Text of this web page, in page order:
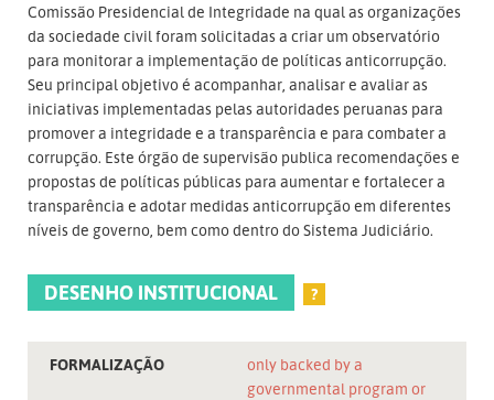
Comissão Presidencial de Integridade na qual as organizações
da sociedade civil foram solicitadas a criar um observatório
para monitorar a implementação de políticas anticorrupção.
Seu principal objetivo é acompanhar, analisar e avaliar as
iniciativas implementadas pelas autoridades peruanas para
promover a integridade e a transparência e para combater a
corrupção. Este órgão de supervisão publica recomendações e
propostas de políticas públicas para aumentar e fortalecer a
transparência e adotar medidas anticorrupção em diferentes
níveis de governo, bem como dentro do Sistema Judiciário.
DESENHO INSTITUCIONAL ?
FORMALIZAÇÃO
only backed by a
governmental program or